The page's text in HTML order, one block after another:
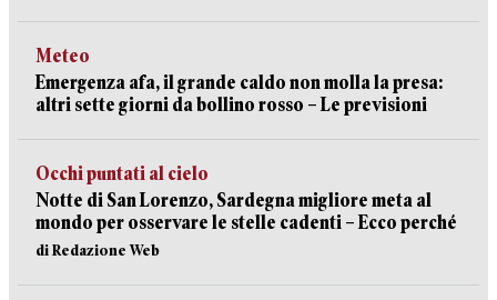
Meteo
Emergenza afa, il grande caldo non molla la presa:
altri sette giorni da bollino rosso – Le previsioni
Occhi puntati al cielo
Notte di San Lorenzo, Sardegna migliore meta al
mondo per osservare le stelle cadenti – Ecco perché
di Redazione Web